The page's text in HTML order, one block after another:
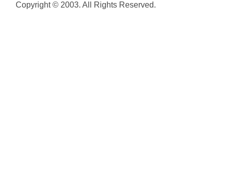
Copyright © 2003. All Rights Reserved.